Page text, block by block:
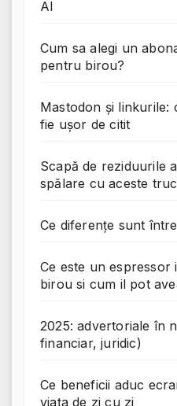
AI
Cum sa alegi un
pentru birou?
Mastodon și linkurile:
fie ușor de citit
Scapă de reziduurile
spălare cu aceste
Ce diferențe sunt
Ce este un
birou si cum il pot
2025: advertoriale în
financiar, juridic)
Ce beneficii aduc
viața de zi cu zi